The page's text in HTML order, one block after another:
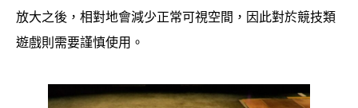
放大之後，相對地會減少正常可視空間，因此對於競技類
遊戲則需要謹慎使用。